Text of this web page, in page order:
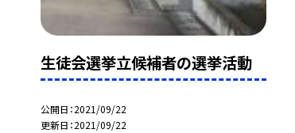
生徒会選挙立候補者の選挙活動
公開日 2021/09/22
更新日 2021/09/22